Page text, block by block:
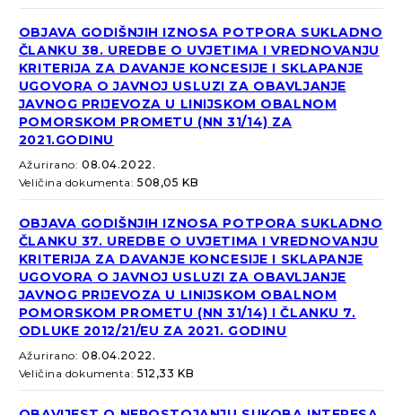
OBJAVA GODIŠNJIH IZNOSA POTPORA SUKLADNO
ČLANKU 38. UREDBE O UVJETIMA I VREDNOVANJU
KRITERIJA ZA DAVANJE KONCESIJE I SKLAPANJE
UGOVORA O JAVNOJ USLUZI ZA OBAVLJANJE
JAVNOG PRIJEVOZA U LINIJSKOM OBALNOM
POMORSKOM PROMETU (NN 31/14) ZA
2021.GODINU
Ažurirano:08.04.2022.
Veličina dokumenta:508,05 KB
OBJAVA GODIŠNJIH IZNOSA POTPORA SUKLADNO
ČLANKU 37. UREDBE O UVJETIMA I VREDNOVANJU
KRITERIJA ZA DAVANJE KONCESIJE I SKLAPANJE
UGOVORA O JAVNOJ USLUZI ZA OBAVLJANJE
JAVNOG PRIJEVOZA U LINIJSKOM OBALNOM
POMORSKOM PROMETU (NN 31/14) I ČLANKU 7.
ODLUKE 2012/21/EU ZA 2021. GODINU
Ažurirano:08.04.2022.
Veličina dokumenta:512,33 KB